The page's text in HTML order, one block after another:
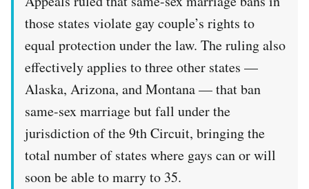
Area Personale
Newsletter
Regala il Post
Hai bisogno di aiuto?
Esci
those states violate gay couple’s rights to
equal protection under the law. The ruling also
effectively applies to three other states —
Alaska, Arizona, and Montana — that ban
same-sex marriage but fall under the
jurisdiction of the 9th Circuit, bringing the
total number of states where gays can or will
soon be able to marry to 35.